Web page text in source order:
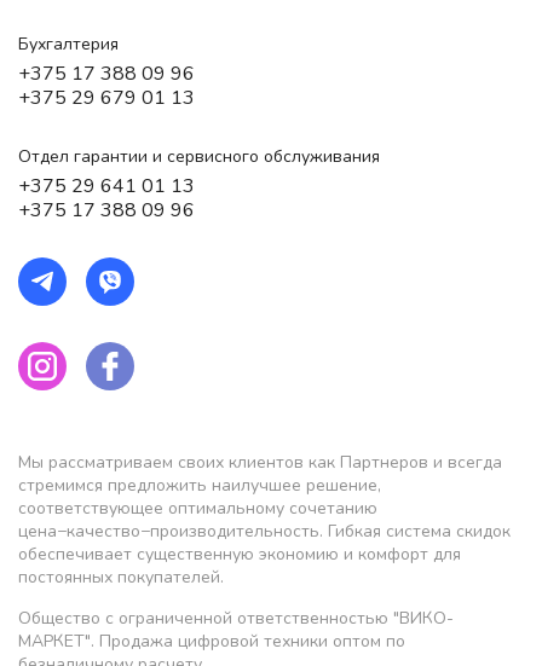
Бухгалтерия
+375 17 388 09 96
+375 29 679 01 13
Отдел гарантии и сервисного обслуживания
+375 29 641 01 13
+375 17 388 09 96
Мы рассматриваем своих клиентов как Партнеров и всегда
стремимся предложить наилучшее решение,
соответствующее оптимальному сочетанию
цена−качество−производительность. Гибкая система скидок
обеспечивает существенную экономию и комфорт для
постоянных покупателей.
Общество с ограниченной ответственностью "ВИКО-
МАРКЕТ". Продажа цифровой техники оптом по